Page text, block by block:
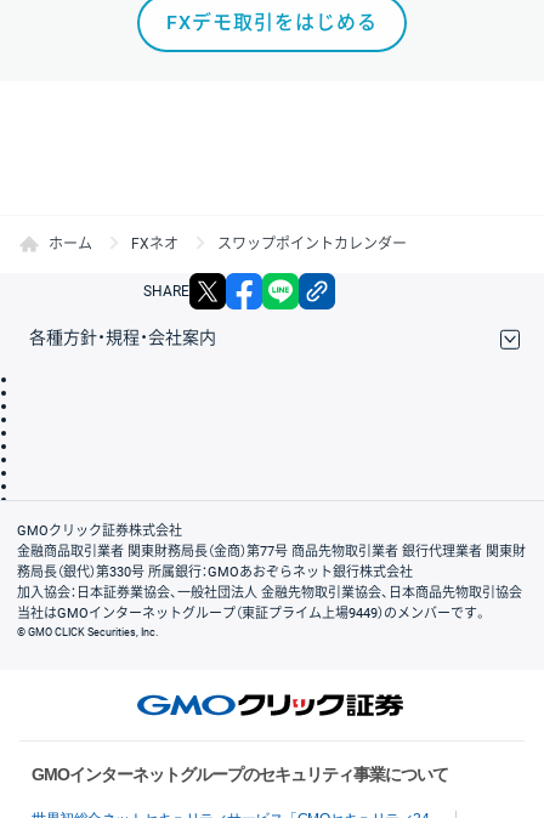
FXデモ取引をはじめる
ホーム FXネオ スワップポイントカレンダー
SHARE X facebook
各種方針・規程・会社案内
会社案内
GMOクリック証券株式会社
金融商品取引業者 関東財務局長（金商）第77号 商品先物取引業者 銀行代理業者 関東財
務局長（銀代）第330号 所属銀行：GMOあおぞらネット銀行株式会社
加入協会：日本証券業協会、一般社団法人 金融先物取引業協会、日本商品先物取引協会
当社はGMOインターネットグループ（東証プライム上場9449）のメンバーです。
© GMO CLICK Securities, Inc.
GMOインターネットグループのセキュリティ事業について